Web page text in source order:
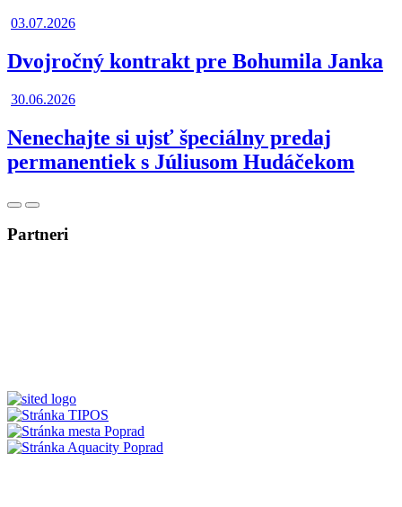
03.07.2026
Dvojročný kontrakt pre Bohumila Janka
30.06.2026
Nenechajte si ujsť špeciálny predaj
permanentiek s Júliusom Hudáčekom
PosunúťPosunúť
Partneri